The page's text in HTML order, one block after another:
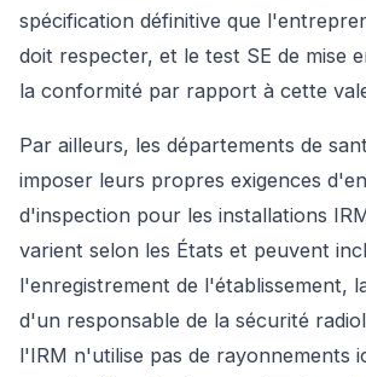
spécification définitive que
doit respecter, et le test SE de mise
la conformité par rapport à cette
Par ailleurs, les départements de
imposer leurs propres exigences
d'inspection pour les installations
varient selon les États et peuvent
l'enregistrement de l'établissement,
d'un responsable de la sécurité
l'IRM n'utilise pas de rayonnements